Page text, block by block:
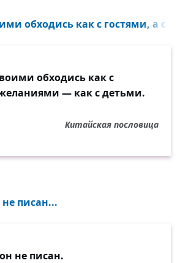
обходись как с гостями, а с
обходись как с
— как с детьми.
Китайская пословица
писан...
не писан.